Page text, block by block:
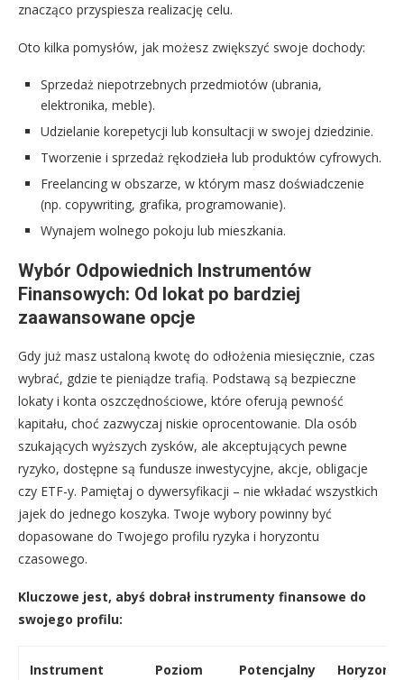
znacząco przyspiesza realizację celu.
Oto kilka pomysłów, jak możesz zwiększyć swoje dochody:
Sprzedaż niepotrzebnych przedmiotów (ubrania,
elektronika, meble).
Udzielanie korepetycji lub konsultacji w swojej dziedzinie.
Tworzenie i sprzedaż rękodzieła lub produktów cyfrowych.
Freelancing w obszarze, w którym masz doświadczenie
(np. copywriting, grafika, programowanie).
Wynajem wolnego pokoju lub mieszkania.
Wybór Odpowiednich Instrumentów
Finansowych: Od lokat po bardziej
zaawansowane opcje
Gdy już masz ustaloną kwotę do odłożenia miesięcznie, czas
wybrać, gdzie te pieniądze trafią. Podstawą są bezpieczne
lokaty i konta oszczędnościowe, które oferują pewność
kapitału, choć zazwyczaj niskie oprocentowanie. Dla osób
szukających wyższych zysków, ale akceptujących pewne
ryzyko, dostępne są fundusze inwestycyjne, akcje, obligacje
czy ETF-y. Pamiętaj o dywersyfikacji – nie wkładać wszystkich
jajek do jednego koszyka. Twoje wybory powinny być
dopasowane do Twojego profilu ryzyka i horyzontu
czasowego.
Kluczowe jest, abyś dobrał instrumenty finansowe do
swojego profilu:
Instrument
Poziom
Potencjalny
Horyzont